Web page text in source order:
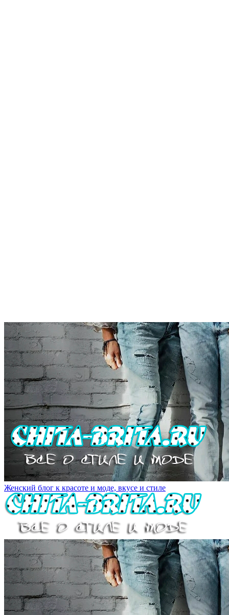
Женский блог к красоте и моде, вкусе и стиле